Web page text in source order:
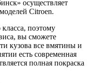
осуществляет
Citroen.
поэтому
вы сможете
кузова все вмятины и
есть современная
полная покраска